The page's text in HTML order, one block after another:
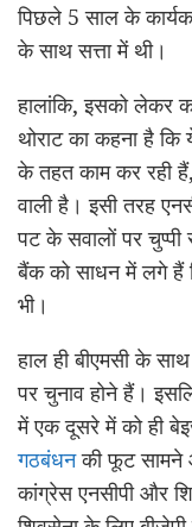
पिछले 5 साल के
के साथ सत्ता में थी।
हालांकि, इसको लेकर
थोराट का कहना है कि ये
के तहत काम कर रही
वाली है। इसी तरह
पट के सवालों पर
बैंक को साधन में लगे हैं
भी।
हाल ही बीएमसी के
पर चुनाव होने हैं।
में एक दूसरे में को ही
गठबंधनकी फूट सामने
कांग्रेस एनसीपी और